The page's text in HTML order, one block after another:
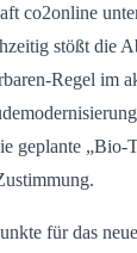
co2online
stößt die
Regel im
geplante „Bio-
für das neue